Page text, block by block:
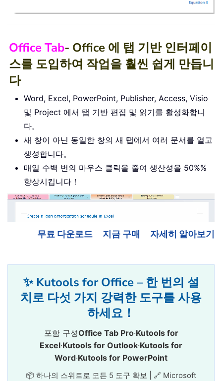
Office Tab- Office 에 탭 기반 인터페이
스를 도입하여 작업을 훨씬 쉽게 만듭니
다
Word, Excel, PowerPoint, Publisher, Access, Visio
및 Project 에서 탭 기반 편집 및 읽기를 활성화합니
다。
새 창이 아닌 동일한 창의 새 탭에서 여러 문서를 열고
생성합니다。
매일 수백 번의 마우스 클릭을 줄여 생산성을 50%%
향상시킵니다！
무료 다운로드 지금 구매 자세히 알아보기
✨ Kutools for Office – 한 번의 설
치로 다섯 가지 강력한 도구를 사용
하세요！
포함 구성Office Tab Pro·Kutools for
Excel·Kutools for Outlook·Kutools for
Word·Kutools for PowerPoint
📦 하나의 스위트로 모든 5 도구 확보 | 🔗 Microsoft